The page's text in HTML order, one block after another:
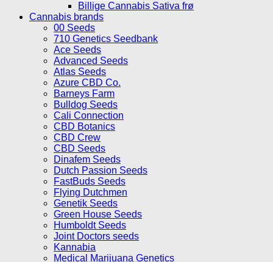
Billige Cannabis Sativa frø
Cannabis brands
00 Seeds
710 Genetics Seedbank
Ace Seeds
Advanced Seeds
Atlas Seeds
Azure CBD Co.
Barneys Farm
Bulldog Seeds
Cali Connection
CBD Botanics
CBD Crew
CBD Seeds
Dinafem Seeds
Dutch Passion Seeds
FastBuds Seeds
Flying Dutchmen
Genetik Seeds
Green House Seeds
Humboldt Seeds
Joint Doctors seeds
Kannabia
Medical Marijuana Genetics